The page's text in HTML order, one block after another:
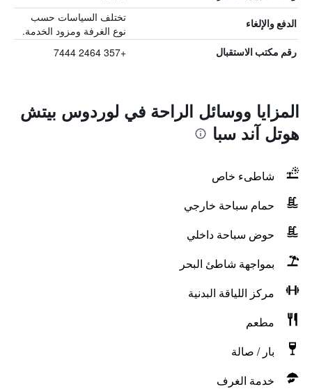
الدفع والإلغاء
تختلف السياسات حسب
نوع الغرفة ومزود الخدمة.
رقم مكتب الاستقبال +357 2464 7444
المزايا ووسائل الراحة في لوردوس بيتش
هوتل آند سبا
شاطىء خاص
حمام سباحة خارجي
حوض سباحة داخلي
بمواجهة شاطئ البحر
مركز اللياقة البدنية
مطعم
بار / صالة
خدمة الغرف